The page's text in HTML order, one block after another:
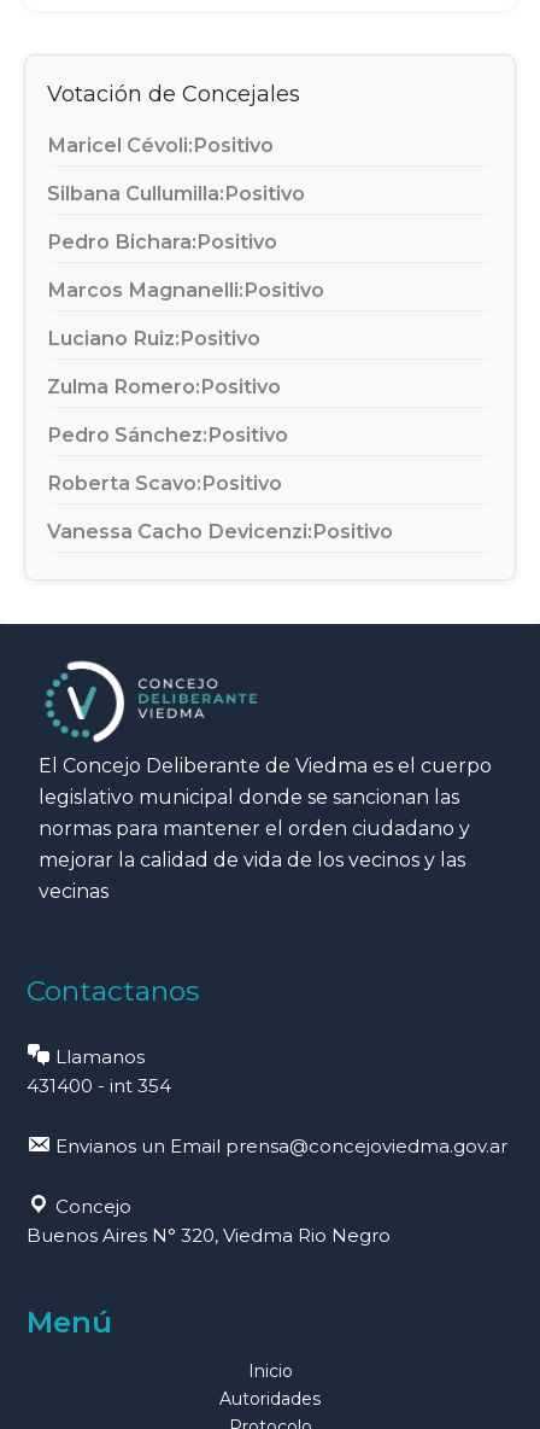
Votación de Concejales
Maricel Cévoli:Positivo
Silbana Cullumilla:Positivo
Pedro Bichara:Positivo
Marcos Magnanelli:Positivo
Luciano Ruiz:Positivo
Zulma Romero:Positivo
Pedro Sánchez:Positivo
Roberta Scavo:Positivo
Vanessa Cacho Devicenzi:Positivo
El Concejo Deliberante de Viedma es el cuerpo
legislativo municipal donde se sancionan las
normas para mantener el orden ciudadano y
mejorar la calidad de vida de los vecinos y las
vecinas
Contactanos
Llamanos
431400 - int 354
Envianos un Email prensa@concejoviedma.gov.ar
Concejo
Buenos Aires N° 320, Viedma Rio Negro
Menú
Inicio
Autoridades